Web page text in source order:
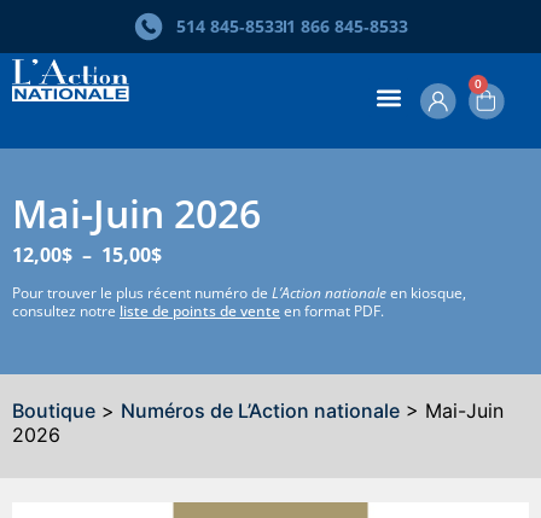
514 845‑85331 866 845‑8533
0
Mai-Juin 2026
12,00$ – 15,00$
Pour trouver le plus récent numéro de L’Action nationaleen kiosque,
consultez notre liste de points de venteen format PDF.
Boutique > Numéros de L’Action nationale > Mai-Juin
2026